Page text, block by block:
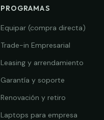
PROGRAMAS
Equipar (compra directa)
Trade-in Empresarial
Leasing y arrendamiento
Garantía y soporte
Renovación y retiro
Laptops para empresa